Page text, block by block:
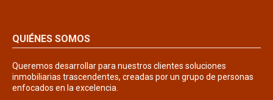
QUIÉNES SOMOS
Queremos desarrollar para nuestros clientes soluciones
inmobiliarias trascendentes, creadas por un grupo de personas
enfocados en la excelencia.